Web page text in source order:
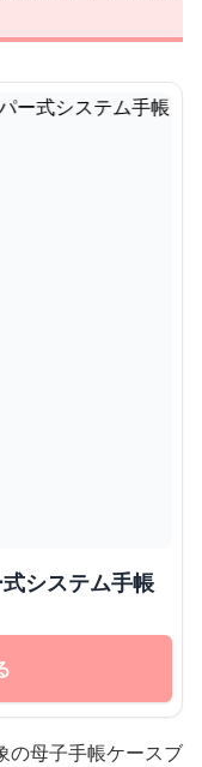
ッパー式システム手帳
の母子手帳ケースブ